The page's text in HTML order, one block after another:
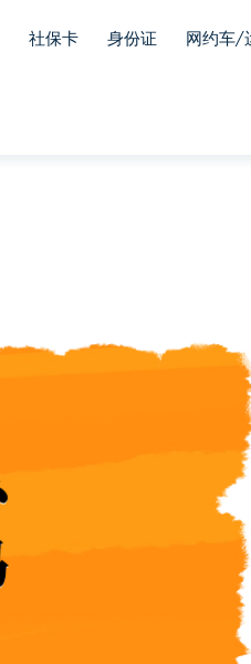
社保卡 身份证 网约车/